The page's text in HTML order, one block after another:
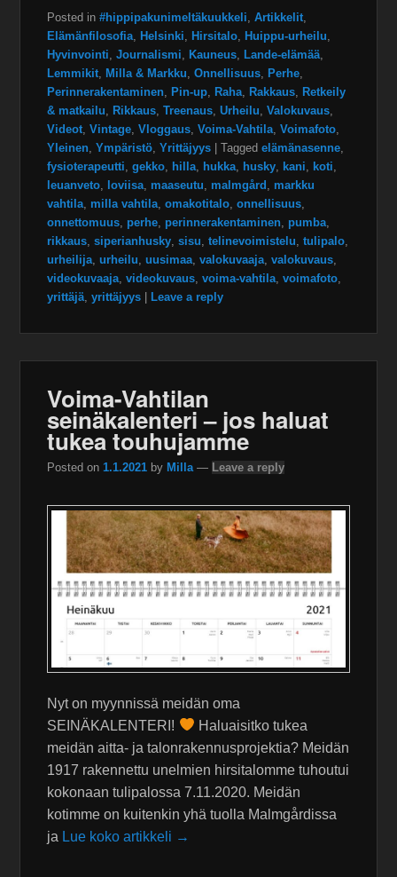
Posted in #hippipakunimeltäkuukkeli ,Artikkelit
Elämänfilosofia Helsinki Hirsitalo Huippu-urheilu
Hyvinvointi ,Journalismi Kauneus Lande-elämää
Lemmikit Milla & Markku ,Onnellisuus Perhe
Perinnerakentaminen Pin-up Raha Rakkaus Retkeily
& matkailu
Rikkaus ,Treenaus ,Urheilu ,Valokuvaus
Videot ,Vintage ,Vloggaus ,Voima-Vahtila ,Voimafoto
Yleinen ,Ympäristö ,Yrittäjyys |Tagged elämänasenne
fysioterapeutti ,gekko hilla hukka husky kani koti
leuanveto loviisa maaseutu malmgård
markku
vahtila milla vahtila ,omakotitalo ,onnellisuus
onnettomuus perhe perinnerakentaminen pumba
rikkaus ,siperianhusky ,sisu ,telinevoimistelu ,tulipalo
urheilija ,urheilu ,uusimaa ,valokuvaaja ,valokuvaus
videokuvaaja ,videokuvaus ,voima-vahtila ,voimafoto
yrittäjä ,yrittäjyys | Leave a reply
Voima-Vahtilan
seinäkalenteri – jos haluat
tukea touhujamme
Posted on1.1.2021 by Milla — Leave a reply
Nyt on myynnissä meidän oma
SEINÄKALENTERI!
Haluaisitko tukea
meidän aitta- ja talonrakennusprojektia? Meidän
1917 rakennettu unelmien hirsitalomme tuhoutui
kokonaan tulipalossa 7.11.2020. Meidän
kotimme on kuitenkin yhä tuolla Malmgårdissa
ja Lue koko artikkeli →